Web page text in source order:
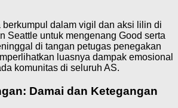
berkumpul dalam vigil dan aksi lilin di
Seattle untuk mengenang Good serta
di tangan petugas penegakan
luasnya dampak emosional
komunitas di seluruh AS.
Damai dan Ketegangan